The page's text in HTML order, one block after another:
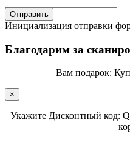
Отправить
Инициализация отправки
Благодарим за
Вам подарок:
×
Укажите Дисконтный код: